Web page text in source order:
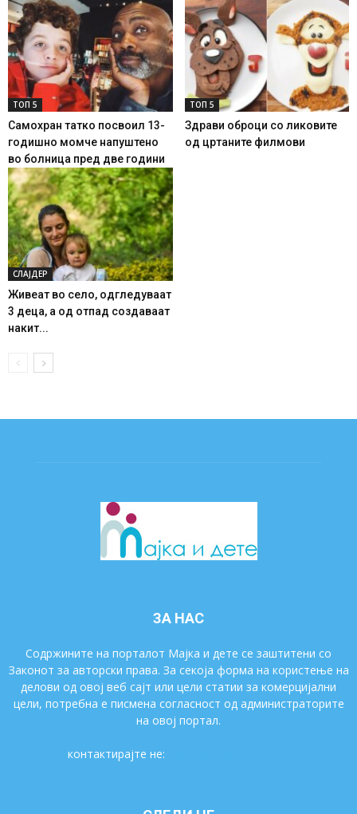
ТОП 5
Самохран татко посвоил 13-
годишно момче напуштено
во болница пред две години
ТОП 5
Здрави оброци со ликовите
од цртаните филмови
СЛАЈДЕР
Живеат во село, одгледуваат
3 деца, а од отпад создаваат
накит...
ЗА НАС
Содржините на порталот Мајка и дете се заштитени со
Законот за авторски права. За секоја форма на користење на
делови од овој веб сајт или цели статии за комерцијални
цели, потребна е писмена согласност од администраторите
на овој портал.
контактирајте не: